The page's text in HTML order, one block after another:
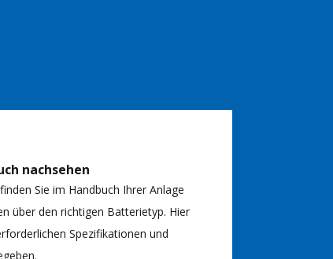
nachsehen
Sie im Handbuch Ihrer Anlage
über den richtigen Batterietyp. Hier
Spezifikationen und